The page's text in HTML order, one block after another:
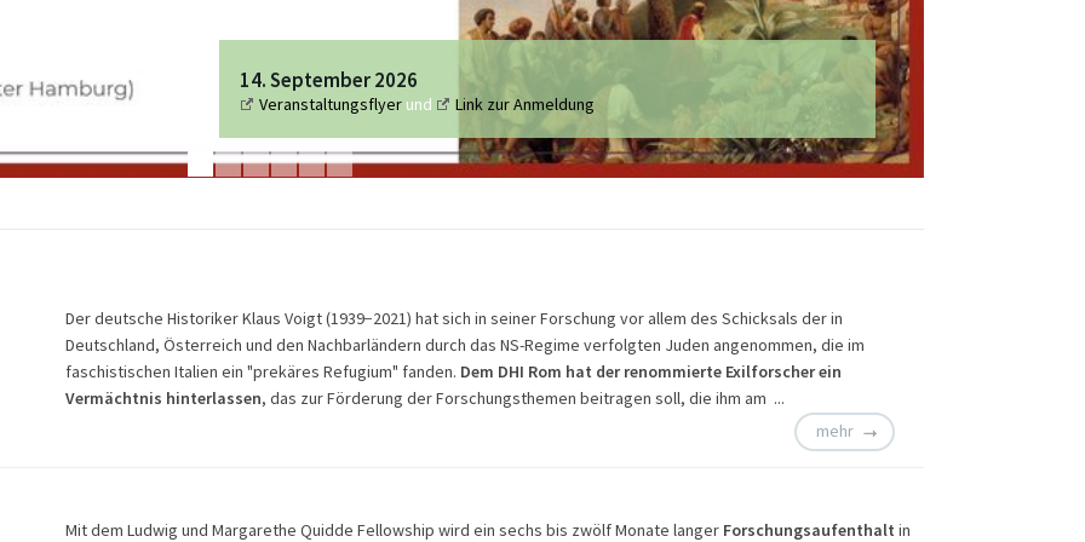
14. September 2026
Veranstaltungsflyer und Link zur Anmeldung
. ?
montags bis freitags 9–19 Uhr
Klimatisierte Lesesäle, Parkplätze, Blick ins Grüne
Der deutsche Historiker Klaus Voigt (1939−2021) hat sich in seiner Forschung vor allem des Schicksals der in
Deutschland, Österreich und den Nachbarländern durch das NS-Regime verfolgten Juden angenommen, die im
faschistischen Italien ein "prekäres Refugium" fanden. Dem DHI Rom hat der renommierte Exilforscher ein
Vermächtnis hinterlassen, das zur Förderung der Forschungsthemen beitragen soll, die ihm am ...
mehr
Mit dem Ludwig und Margarethe Quidde Fellowship wird ein sechs bis zwölf Monate langer Forschungsaufenthaltin